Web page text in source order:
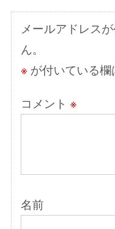
シ
ョ
ン
メールアドレス
ん。
※が付いている欄
コメント ※
名前